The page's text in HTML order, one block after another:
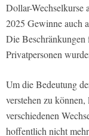
Dollar-Wechselkurse
2025 Gewinne auch
Die
Privatpersonen
Um die Bedeutung
verstehen zu
verschiedenen
hoffentlich nicht